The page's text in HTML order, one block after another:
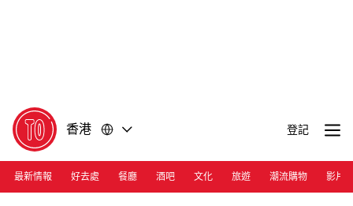
香港 登記
最新情報 好去處 餐廳 酒吧 文化 旅遊 潮流購物 影片
Ivan Yiu